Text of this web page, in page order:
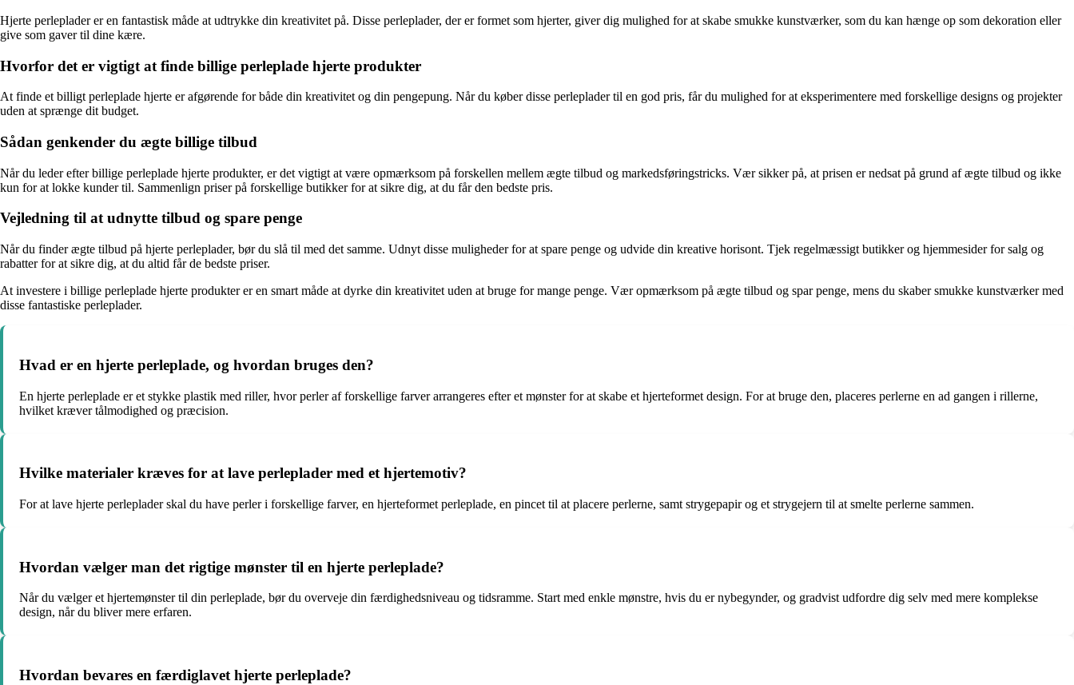
Hjerte perleplader er en fantastisk måde at udtrykke din kreativitet på. Disse perleplader, der er formet som hjerter, giver dig mulighed for at skabe smukke kunstværker, som du kan hænge op som dekoration eller
give som gaver til dine kære.
Hvorfor det er vigtigt at finde billige perleplade hjerte produkter
At finde et billigt perleplade hjerte er afgørende for både din kreativitet og din pengepung. Når du køber disse perleplader til en god pris, får du mulighed for at eksperimentere med forskellige designs og projekter
uden at sprænge dit budget.
Sådan genkender du ægte billige tilbud
Når du leder efter billige perleplade hjerte produkter, er det vigtigt at være opmærksom på forskellen mellem ægte tilbud og markedsføringstricks. Vær sikker på, at prisen er nedsat på grund af ægte tilbud og ikke
kun for at lokke kunder til. Sammenlign priser på forskellige butikker for at sikre dig, at du får den bedste pris.
Vejledning til at udnytte tilbud og spare penge
Når du finder ægte tilbud på hjerte perleplader, bør du slå til med det samme. Udnyt disse muligheder for at spare penge og udvide din kreative horisont. Tjek regelmæssigt butikker og hjemmesider for salg og
rabatter for at sikre dig, at du altid får de bedste priser.
At investere i billige perleplade hjerte produkter er en smart måde at dyrke din kreativitet uden at bruge for mange penge. Vær opmærksom på ægte tilbud og spar penge, mens du skaber smukke kunstværker med
disse fantastiske perleplader.
Hvad er en hjerte perleplade, og hvordan bruges den?
En hjerte perleplade er et stykke plastik med riller, hvor perler af forskellige farver arrangeres efter et mønster for at skabe et hjerteformet design. For at bruge den, placeres perlerne en ad gangen i rillerne,
hvilket kræver tålmodighed og præcision.
Hvilke materialer kræves for at lave perleplader med et hjertemotiv?
For at lave hjerte perleplader skal du have perler i forskellige farver, en hjerteformet perleplade, en pincet til at placere perlerne, samt strygepapir og et strygejern til at smelte perlerne sammen.
Hvordan vælger man det rigtige mønster til en hjerte perleplade?
Når du vælger et hjertemønster til din perleplade, bør du overveje din færdighedsniveau og tidsramme. Start med enkle mønstre, hvis du er nybegynder, og gradvist udfordre dig selv med mere komplekse
design, når du bliver mere erfaren.
Hvordan bevares en færdiglavet hjerte perleplade?